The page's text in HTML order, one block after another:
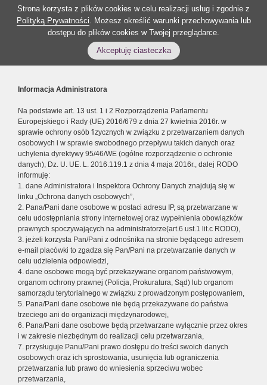
Strona korzysta z plików cookies w celu realizacji usług i zgodnie z
Polityką Prywatności. Możesz określić warunki przechowywania lub
dostępu do plików cookies w Twojej przeglądarce.
Akceptuję ciasteczka
Informacja Administratora
Na podstawie art. 13 ust. 1 i 2 Rozporządzenia Parlamentu
Europejskiego i Rady (UE) 2016/679 z dnia 27 kwietnia 2016r. w
sprawie ochrony osób fizycznych w związku z przetwarzaniem danych
osobowych i w sprawie swobodnego przepływu takich danych oraz
uchylenia dyrektywy 95/46/WE (ogólne rozporządzenie o ochronie
danych), Dz. U. UE. L. 2016.119.1 z dnia 4 maja 2016r., dalej RODO
informuję:
1. dane Administratora i Inspektora Ochrony Danych znajdują się w
linku „Ochrona danych osobowych”,
2. Pana/Pani dane osobowe w postaci adresu IP, są przetwarzane w
celu udostępniania strony internetowej oraz wypełnienia obowiązków
prawnych spoczywających na administratorze(art.6 ust.1 lit.c RODO),
3. jeżeli korzysta Pan/Pani z odnośnika na stronie będącego adresem
e-mail placówki to zgadza się Pan/Pani na przetwarzanie danych w
celu udzielenia odpowiedzi,
4. dane osobowe mogą być przekazywane organom państwowym,
organom ochrony prawnej (Policja, Prokuratura, Sąd) lub organom
samorządu terytorialnego w związku z prowadzonym postępowaniem,
5. Pana/Pani dane osobowe nie będą przekazywane do państwa
trzeciego ani do organizacji międzynarodowej,
6. Pana/Pani dane osobowe będą przetwarzane wyłącznie przez okres
i w zakresie niezbędnym do realizacji celu przetwarzania,
7. przysługuje Panu/Pani prawo dostępu do treści swoich danych
osobowych oraz ich sprostowania, usunięcia lub ograniczenia
przetwarzania lub prawo do wniesienia sprzeciwu wobec
przetwarzania,